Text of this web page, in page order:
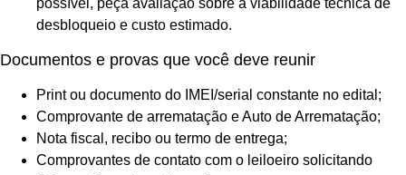
desbloqueio e custo estimado.
Documentos e provas que você deve reunir
Print ou documento do IMEI/serial constante no edital;
Comprovante de arrematação e Auto de Arrematação;
Nota fiscal, recibo ou termo de entrega;
Comprovantes de contato com o leiloeiro solicitando